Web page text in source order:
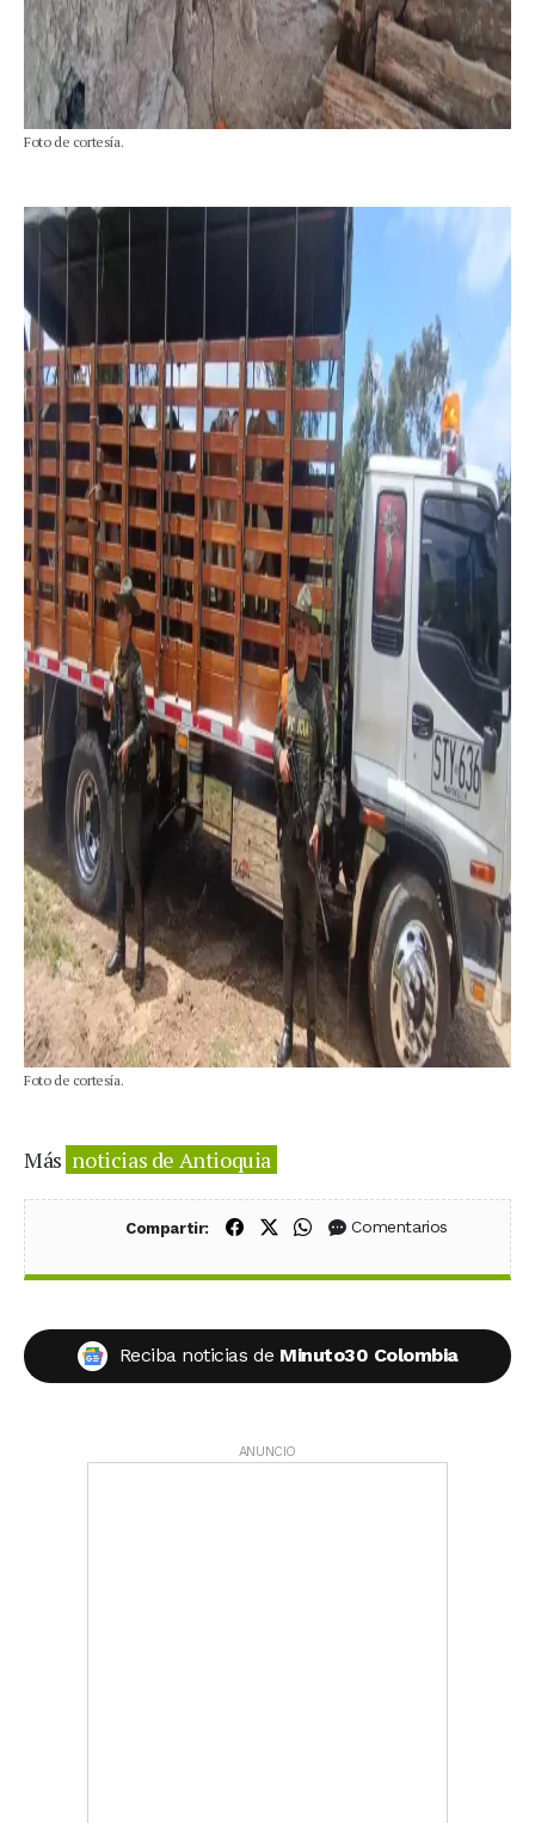
Foto de cortesía.
Foto de cortesía.
Más noticias de Antioquia
Compartir: Compartir en Facebook
Compartir en X (Twitter)
Compartir en WhatsApp
Comentarios
Reciba noticias de Minuto30 Colombia
ANUNCIO